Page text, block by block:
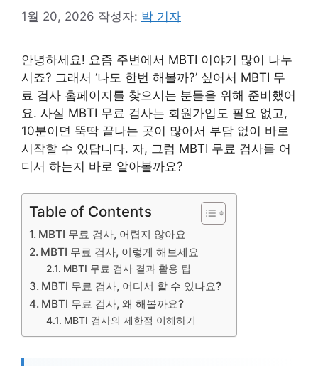
1월 20, 2026 작성자: 박 기자
안녕하세요! 요즘 주변에서 MBTI 이야기 많이 나누
시죠? 그래서 ‘나도 한번 해볼까?’ 싶어서 MBTI 무
료 검사 홈페이지를 찾으시는 분들을 위해 준비했어
요. 사실 MBTI 무료 검사는 회원가입도 필요 없고,
10분이면 뚝딱 끝나는 곳이 많아서 부담 없이 바로
시작할 수 있답니다. 자, 그럼 MBTI 무료 검사를 어
디서 하는지 바로 알아볼까요?
Table of Contents
MBTI 무료 검사, 어렵지 않아요
MBTI 무료 검사, 이렇게 해보세요
MBTI 무료 검사 결과 활용 팁
MBTI 무료 검사, 어디서 할 수 있나요?
MBTI 무료 검사, 왜 해볼까요?
MBTI 검사의 제한점 이해하기